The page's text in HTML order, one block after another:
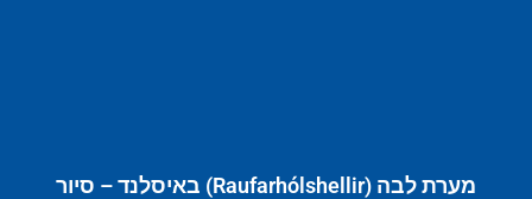
מערת לבה (Raufarhólshellir) באיסלנד – סיור